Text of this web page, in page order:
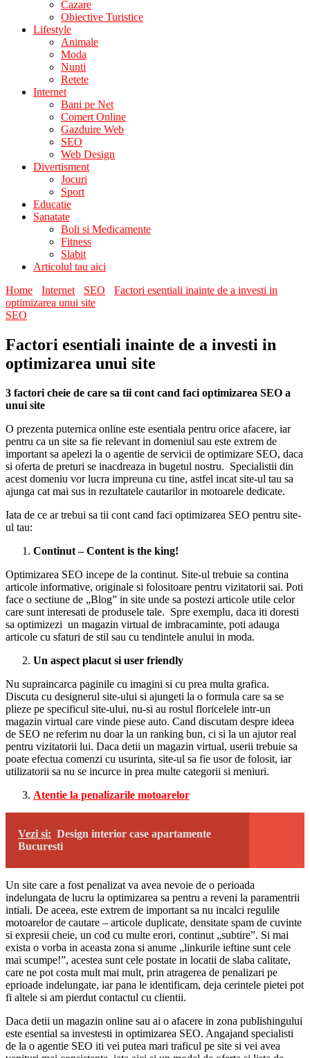
Cazare
Obiective Turistice
Lifestyle
Animale
Moda
Nunti
Retete
Internet
Bani pe Net
Comert Online
Gazduire Web
SEO
Web Design
Divertisment
Jocuri
Sport
Educatie
Sanatate
Boli si Medicamente
Fitness
Slabit
Articolul tau aici
Home
Internet SEO
Factori esentiali inainte de a investi in
optimizarea unui site
SEO
Factori esentiali inainte de a investi in
optimizarea unui site
3 factori cheie de care sa tii cont cand faci optimizarea SEO a
unui site
O prezenta puternica online este esentiala pentru orice afacere, iar
pentru ca un site sa fie relevant in domeniul sau este extrem de
important sa apelezi la o agentie de servicii de optimizare SEO, daca
si oferta de preturi se inacdreaza in bugetul nostru. Specialistii din
acest domeniu vor lucra impreuna cu tine, astfel incat site-ul tau sa
ajunga cat mai sus in rezultatele cautarilor in motoarele dedicate.
Iata de ce ar trebui sa tii cont cand faci optimizarea SEO pentru site-
ul tau:
Continut – Content is the king!
Optimizarea SEO incepe de la continut. Site-ul trebuie sa contina
articole informative, originale si folositoare pentru vizitatorii sai. Poti
face o sectiune de „Blog” in site unde sa postezi articole utile celor
care sunt interesati de produsele tale. Spre exemplu, daca iti doresti
sa optimizezi un magazin virtual de imbracaminte, poti adauga
articole cu sfaturi de stil sau cu tendintele anului in moda.
Un aspect placut si user friendly
Nu supraincarca paginile cu imagini si cu prea multa grafica.
Discuta cu designerul site-ului si ajungeti la o formula care sa se
plieze pe specificul site-ului, nu-si au rostul floricelele intr-un
magazin virtual care vinde piese auto. Cand discutam despre ideea
de SEO ne referim nu doar la un ranking bun, ci si la un ajutor real
pentru vizitatorii lui. Daca detii un magazin virtual, userii trebuie sa
poate efectua comenzi cu usurinta, site-ul sa fie usor de folosit, iar
utilizatorii sa nu se incurce in prea multe categorii si meniuri.
Atentie la penalizarile motoarelor
Vezi si: Design interior case apartamente
Bucuresti
Un site care a fost penalizat va avea nevoie de o perioada
indelungata de lucru la optimizarea sa pentru a reveni la paramentrii
intiali. De aceea, este extrem de important sa nu incalci regulile
motoarelor de cautare – articole duplicate, densitate spam de cuvinte
si expresii cheie, un cod cu multe erori, continut „subtire”. Si mai
exista o vorba in aceasta zona si anume „linkurile ieftine sunt cele
mai scumpe!”, acestea sunt cele postate in locatii de slaba calitate,
care ne pot costa mult mai mult, prin atragerea de penalizari pe
eprioade indelungate, iar pana le identificam, deja cerintele pietei pot
fi altele si am pierdut contactul cu clientii.
Daca detii un magazin online sau ai o afacere in zona publishingului
este esential sa investesti in optimizarea SEO. Angajand specialisti
de la o agentie SEO iti vei putea mari traficul pe site si vei avea